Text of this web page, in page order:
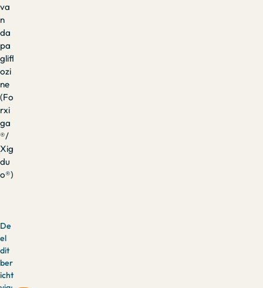
va
n
da
pa
glifl
ozi
ne
(Fo
rxi
ga
®/
Xig
du
o®)
De
el
dit
ber
icht